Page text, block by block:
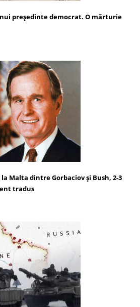
președinte democrat. O mărturie
Malta dintre Gorbaciov și Bush, 2-3
tradus